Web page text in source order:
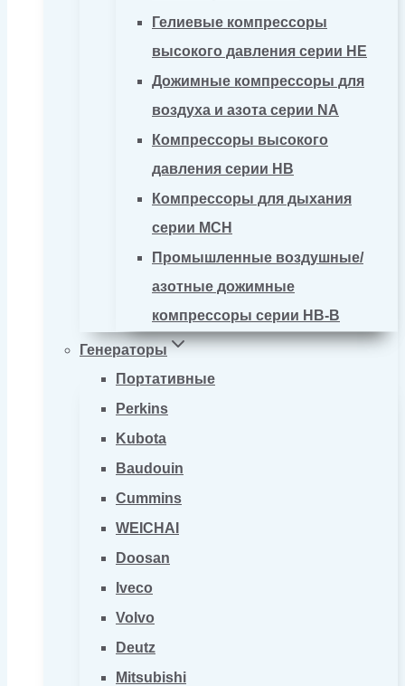
Гелиевые компрессоры
высокого давления серии HE
Дожимные компрессоры для
воздуха и азота серии NA
Компрессоры высокого
давления серии HB
Компрессоры для дыхания
серии MCH
Промышленные воздушные/
азотные дожимные
компрессоры серии HB-B
Генераторы
Портативные
Perkins
Kubota
Baudouin
Cummins
WEICHAI
Doosan
Iveco
Volvo
Deutz
Mitsubishi